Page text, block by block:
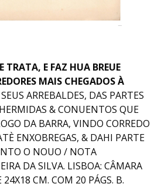
TRATA, E FAZ HUA BREUE
MAIS CHEGADOS À
ARREBALDES, DAS PARTES
& CONUENTOS QUE
DA BARRA, VINDO CORREDO
ENXOBREGAS, & DAHI PARTE
O NOUO / NOTA
DA SILVA. LISBOA: CÂMARA
CM. COM 20 PÁGS. B.